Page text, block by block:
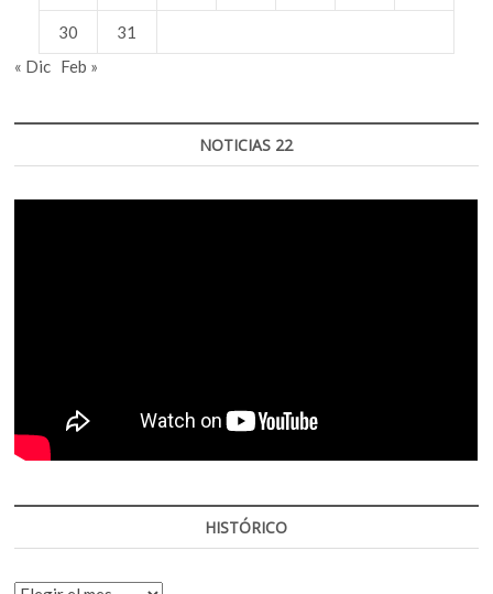
30
31
« Dic Feb »
NOTICIAS 22
HISTÓRICO